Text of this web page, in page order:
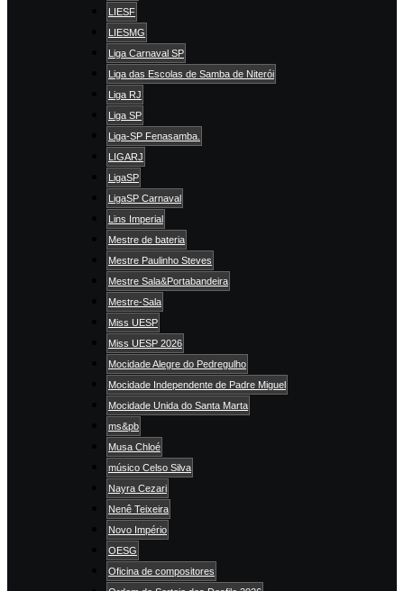
LIESF
LIESMG
Liga Carnaval SP
Liga das Escolas de Samba de Niterói
Liga RJ
Liga SP
Liga-SP Fenasamba.
LIGARJ
LigaSP
LigaSP Carnaval
Lins Imperial
Mestre de bateria
Mestre Paulinho Steves
Mestre Sala&Portabandeira
Mestre-Sala
Miss UESP
Miss UESP 2026
Mocidade Alegre do Pedregulho
Mocidade Independente de Padre Miguel
Mocidade Unida do Santa Marta
ms&pb
Musa Chloé
músico Celso Silva
Nayra Cezari
Nenê Teixeira
Novo Império
OESG
Oficina de compositores